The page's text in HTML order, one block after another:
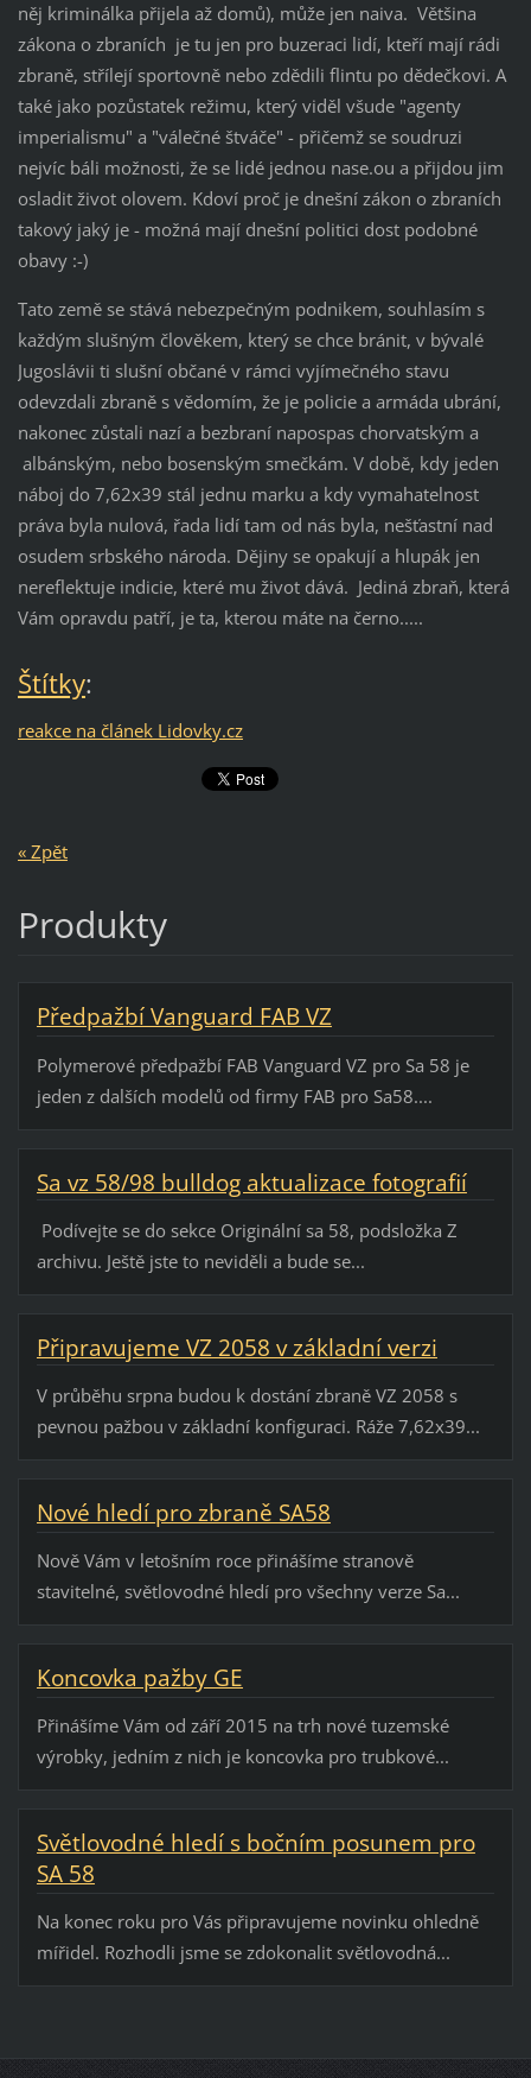
něj kriminálka přijela až domů), může jen naiva. Většina
zákona o zbraních je tu jen pro buzeraci lidí, kteří mají rádi
zbraně, střílejí sportovně nebo zdědili flintu po dědečkovi. A
také jako pozůstatek režimu, který viděl všude "agenty
imperialismu" a "válečné štváče" - přičemž se soudruzi
nejvíc báli možnosti, že se lidé jednou nase.ou a přijdou jim
osladit život olovem. Kdoví proč je dnešní zákon o zbraních
takový jaký je - možná mají dnešní politici dost podobné
obavy :-)
Tato země se stává nebezpečným podnikem, souhlasím s
každým slušným člověkem, který se chce bránit, v bývalé
Jugoslávii ti slušní občané v rámci vyjímečného stavu
odevzdali zbraně s vědomím, že je policie a armáda ubrání,
nakonec zůstali nazí a bezbraní napospas chorvatským a
albánským, nebo bosenským smečkám. V době, kdy jeden
náboj do 7,62x39 stál jednu marku a kdy vymahatelnost
práva byla nulová, řada lidí tam od nás byla, nešťastní nad
osudem srbského národa. Dějiny se opakují a hlupák jen
nereflektuje indicie, které mu život dává. Jediná zbraň, která
Vám opravdu patří, je ta, kterou máte na černo.....
Štítky:
reakce na článek Lidovky.cz
« Zpět
Produkty
Předpažbí Vanguard FAB VZ
Polymerové předpažbí FAB Vanguard VZ pro Sa 58 je
jeden z dalších modelů od firmy FAB pro Sa58....
Sa vz 58/98 bulldog aktualizace fotografií
Podívejte se do sekce Originální sa 58, podsložka Z
archivu. Ještě jste to neviděli a bude se...
Připravujeme VZ 2058 v základní verzi
V průběhu srpna budou k dostání zbraně VZ 2058 s
pevnou pažbou v základní konfiguraci. Ráže 7,62x39...
Nové hledí pro zbraně SA58
Nově Vám v letošním roce přinášíme stranově
stavitelné, světlovodné hledí pro všechny verze Sa...
Koncovka pažby GE
Přinášíme Vám od září 2015 na trh nové tuzemské
výrobky, jedním z nich je koncovka pro trubkové...
Světlovodné hledí s bočním posunem pro
SA 58
Na konec roku pro Vás připravujeme novinku ohledně
mířidel. Rozhodli jsme se zdokonalit světlovodná...